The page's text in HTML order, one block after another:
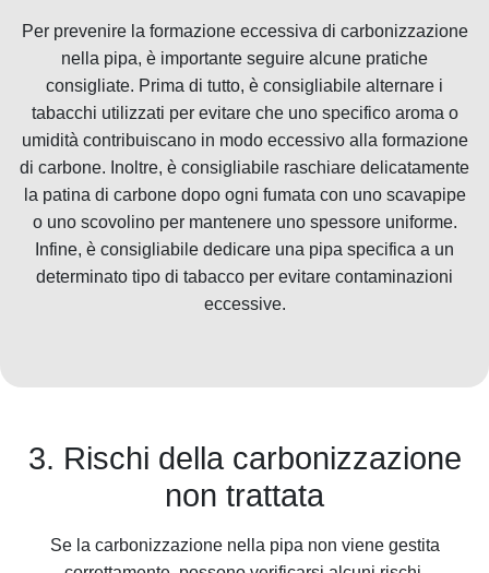
Per prevenire la formazione eccessiva di carbonizzazione
nella pipa, è importante seguire alcune pratiche
consigliate. Prima di tutto, è consigliabile alternare i
tabacchi utilizzati per evitare che uno specifico aroma o
umidità contribuiscano in modo eccessivo alla formazione
di carbone. Inoltre, è consigliabile raschiare delicatamente
la patina di carbone dopo ogni fumata con uno scavapipe
o uno scovolino per mantenere uno spessore uniforme.
Infine, è consigliabile dedicare una pipa specifica a un
determinato tipo di tabacco per evitare contaminazioni
eccessive.
3. Rischi della carbonizzazione
non trattata
Se la carbonizzazione nella pipa non viene gestita